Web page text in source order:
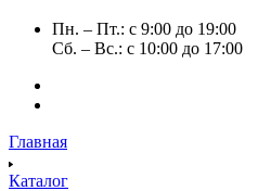
Пн. – Пт.: с 9:00 до 19:00
Сб. – Вс.: с 10:00 до 17:00
Главная
Каталог